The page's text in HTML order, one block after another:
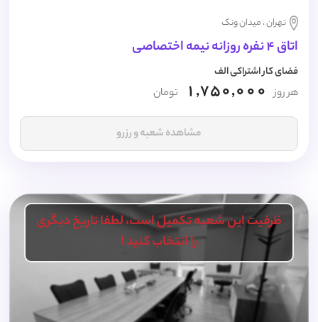
تهران ، میدان ونک
اتاق 4 نفره روزانه نیمه اختصاصی
فضای کار اشتراکی الف
هر روز 1,750,000 تومان
مشاهده شعبه و رزرو
ظرفیت این شعبه تکمیل است، لطفا تاریخ دیگری
را انتخاب کنید !